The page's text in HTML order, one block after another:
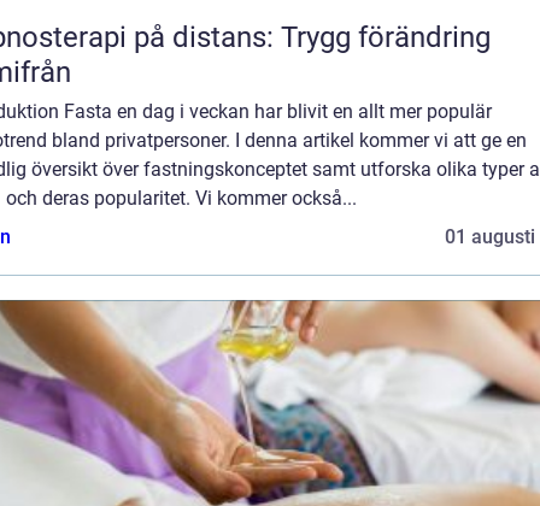
på distans: Trygg förändring
Fasta en dag i veckan har blivit en allt mer populär
bland privatpersoner. I denna artikel kommer vi att ge en
översikt över fastningskonceptet samt utforska olika typer
deras popularitet. Vi kommer också...
01 augusti